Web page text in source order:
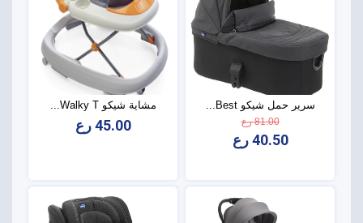
سرير حمل شيكو Best...
81.00 رع
40.50 رع
مشاية شيكو Walky T...
45.00 رع